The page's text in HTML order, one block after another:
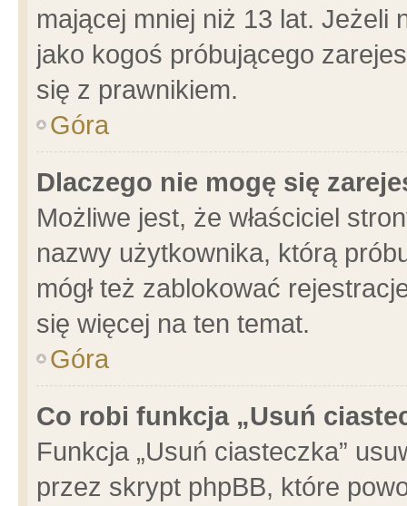
mającej mniej niż 13 lat. Jeżeli
jako kogoś próbującego
się z prawnikiem.
Góra
Dlaczego nie mogę się
Możliwe jest, że właściciel
nazwy użytkownika, którą
mógł też zablokować
się więcej na ten temat.
Góra
Co robi funkcja „Usuń
Funkcja „Usuń ciasteczka”
przez skrypt phpBB, które